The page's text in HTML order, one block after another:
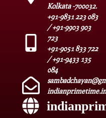
Kolkata -700032.
+91-9831 223 083
/ +91-9903 903
723
+91-9051 833 722
/ +91-9433 135
084